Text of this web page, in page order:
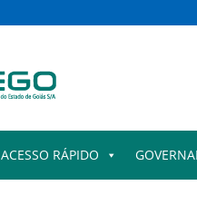
ACESSO RÁPIDO